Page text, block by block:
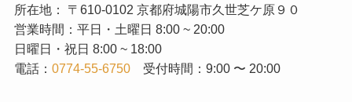
所在地： 〒610-0102 京都府城陽市久世芝ケ原９０
営業時間：平日・土曜日 8:00 ~ 20:00
日曜日・祝日 8:00 ~ 18:00
電話： 0774-55-6750受付時間：9:00 〜 20:00